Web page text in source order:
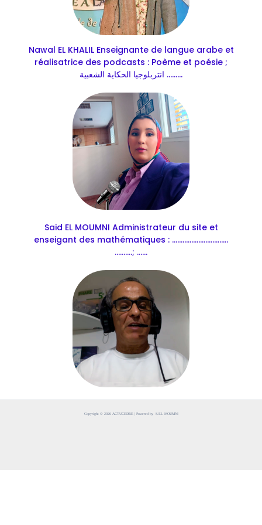
Nawal EL KHALIL Enseignante de langue arabe et
réalisatrice des podcasts : Poème et poésie ;
انتربلوجيا الحكاية الشعبية .........
Said EL MOUMNI Administrateur du site et
enseigant des mathématiques : ................................
..........; ......
Copyright © 2026 ACTUCEDRE | Powered by S.EL MOUMNI